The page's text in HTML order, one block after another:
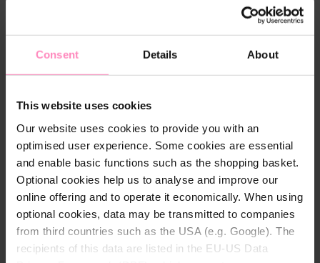
Consent Details About
This website uses cookies
Our website uses cookies to provide you with an
optimised user experience. Some cookies are essential
and enable basic functions such as the shopping basket.
Optional cookies help us to analyse and improve our
online offering and to operate it economically. When using
optional cookies, data may be transmitted to companies
from third countries such as the USA (e.g. Google). The
recipients of this data are listed in the EU-US Data
a
Kombination aus Funktionalität und Stil. Entwickelt,
um den Anforderungen des Fußballsports gerecht zu
werden, bietet dieser Steg-Stutzen unschlagbaren
Komfort und Halt während des Spiels. Hergestellt aus
hochwertigem Material, bieten dir die Stutzen
Strapazierfähigkeit und Langlebigkeit. Das Material
ist so konzipiert, dass es den Belastungen des Spiels
standhält, während es gleichzeitig atmungsaktiv ist,